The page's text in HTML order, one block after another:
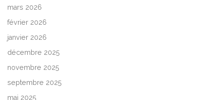
mars 2026
février 2026
janvier 2026
décembre 2025
novembre 2025
septembre 2025
mai 2025